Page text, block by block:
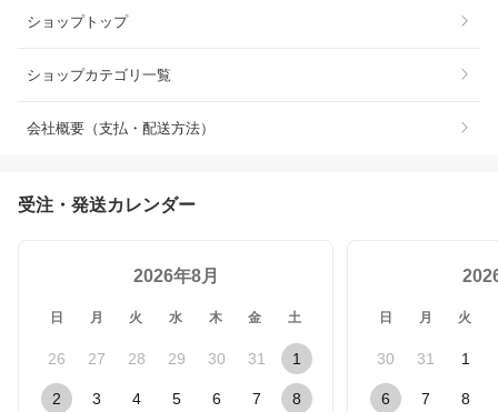
ショップトップ
ショップカテゴリ一覧
会社概要（支払・配送方法）
受注・発送カレンダー
2026年8月
日 月 火 水 木 金 土
26 27 28 29 30 31 1
2 3 4 5 6 7 8
日 月 火
30 31 1
6 7 8